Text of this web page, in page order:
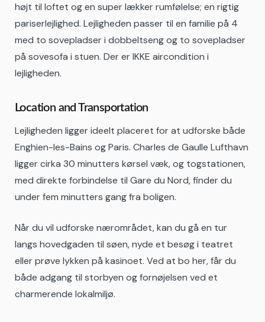
højt til loftet og en super lækker rumfølelse; en rigtig
pariserlejlighed. Lejligheden passer til en familie på 4
med to sovepladser i dobbeltseng og to sovepladser
på sovesofa i stuen. Der er IKKE aircondition i
lejligheden.
Location and Transportation
Lejligheden ligger ideelt placeret for at udforske både
Enghien-les-Bains og Paris. Charles de Gaulle Lufthavn
ligger cirka 30 minutters kørsel væk, og togstationen,
med direkte forbindelse til Gare du Nord, finder du
under fem minutters gang fra boligen.
Når du vil udforske nærområdet, kan du gå en tur
langs hovedgaden til søen, nyde et besøg i teatret
eller prøve lykken på kasinoet. Ved at bo her, får du
både adgang til storbyen og fornøjelsen ved et
charmerende lokalmiljø.